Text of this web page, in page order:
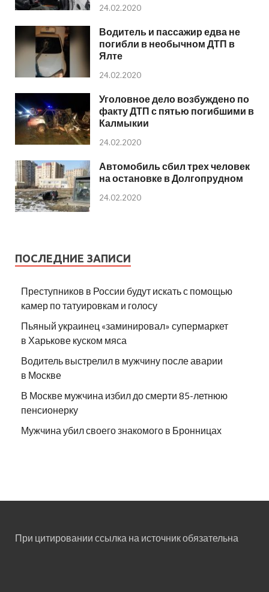
24.02.2020
Водитель и пассажир едва не
погибли в необычном ДТП в
Ялте
24.02.2020
Уголовное дело возбуждено по
факту ДТП с пятью погибшими в
Калмыкии
24.02.2020
Автомобиль сбил трех человек
на остановке в Долгопрудном
24.02.2020
ПОСЛЕДНИЕ ЗАПИСИ
Преступников в России будут искать с помощью
камер по татуировкам и голосу
Пьяный украинец «заминировал» супермаркет
в Харькове куском мяса
Водитель выстрелил в мужчину после аварии
в Москве
В Москве мужчина избил до смерти 85-летнюю
пенсионерку
Мужчина убил своего знакомого в Бронницах
При цитировании ссылка на источник обязательна